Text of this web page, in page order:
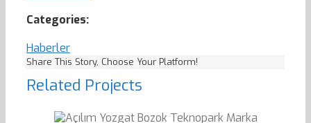
Categories:
Haberler
Share This Story, Choose Your Platform!
Related Projects